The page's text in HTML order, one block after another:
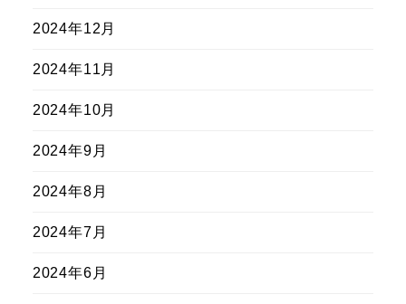
2024年12月
2024年11月
2024年10月
2024年9月
2024年8月
2024年7月
2024年6月